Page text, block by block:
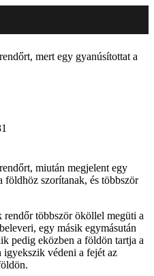
mert egy gyanúsítottat a
miután megjelent egy
földhöz szorítanak, és többször
többször ököllel megüti a
egy másik egymásután
pedig eközben a földön tartja a
védeni a fejét az